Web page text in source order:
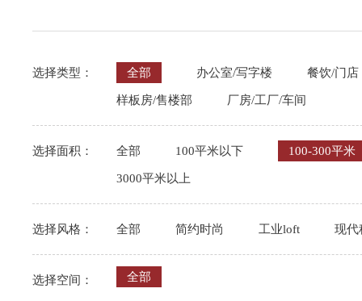
选择类型： 全部 办公室/写字楼 餐饮/门店
样板房/售楼部 厂房/工厂/车间
选择面积： 全部 100平米以下 100-300平米
3000平米以上
选择风格： 全部 简约时尚 工业loft 现代
选择空间： 全部